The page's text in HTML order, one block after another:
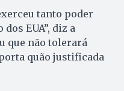
tanto poder
EUA”, diz a
que não tolerará
quão justificada